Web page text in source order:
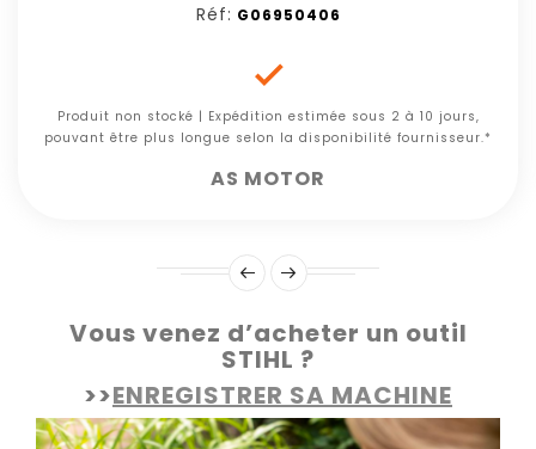
Réf: G06950406

Produit non stocké | Expédition estimée sous 2 à 10 jours,
pouvant être plus longue selon la disponibilité fournisseur.*
AS MOTOR
Vous venez d’acheter un outil
STIHL ?
>>ENREGISTRER SA MACHINE